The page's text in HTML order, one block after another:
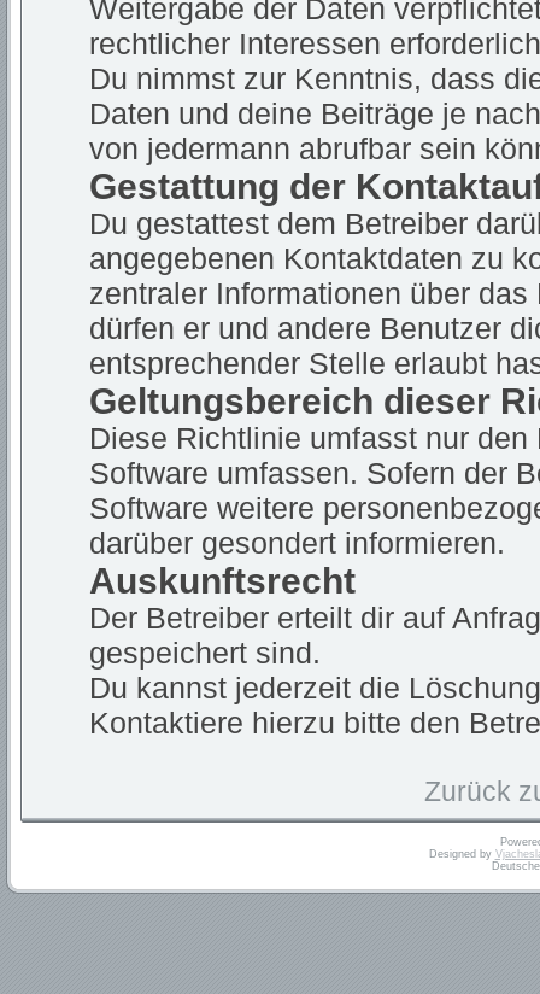
Weitergabe der Daten
rechtlicher Interessen
Du nimmst zur Kenntnis, dass
Daten und deine Beiträge je
von jedermann abrufbar sein
Gestattung der
Du gestattest dem Betreiber
angegebenen Kontaktdaten zu
zentraler Informationen über
dürfen er und andere Benutzer
entsprechender Stelle erlaubt
Geltungsbereich dieser
Diese Richtlinie umfasst nur
Software umfassen. Sofern der
Software weitere
darüber gesondert informieren.
Auskunftsrecht
Der Betreiber erteilt dir auf
gespeichert sind.
Du kannst jederzeit die
Kontaktiere hierzu bitte den
Zurück
Designed by